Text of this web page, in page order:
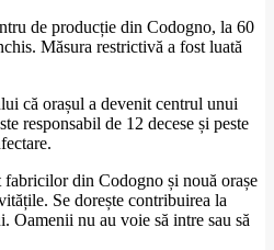
de producție din Codogno, la 60
Măsura restrictivă a fost luată
că orașul a devenit centrul unui
responsabil de 12 decese și peste
din Codogno și nouă orașe
Se dorește contribuirea la
Oamenii nu au voie să intre sau să